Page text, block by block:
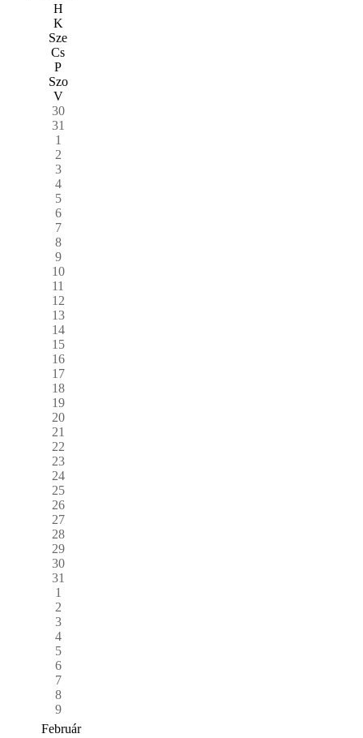
H
K
Sze
Cs
P
Szo
V
30
31
1
2
3
4
5
6
7
8
9
10
11
12
13
14
15
16
17
18
19
20
21
22
23
24
25
26
27
28
29
30
31
1
2
3
4
5
6
7
8
9
Február